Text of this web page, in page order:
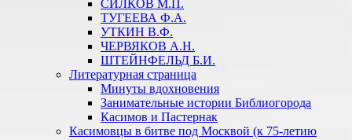
СИЛКОВ М.П.
ТУГЕЕВА Ф.А.
УТКИН В.Ф.
ЧЕРВЯКОВ А.Н.
ШТЕЙНФЕЛЬД Б.И.
Литературная страница
Минуты вдохновения
Занимательные истории Библиогорода
Касимов и Пастернак
Касимовцы в битве под Москвой (к 75-летию